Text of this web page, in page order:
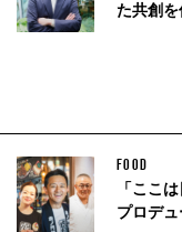
FOOD
「ここ
プロデ
た共創